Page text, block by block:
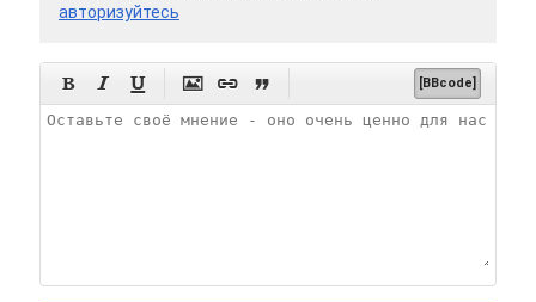
авторизуйтесь
      [BBcode]